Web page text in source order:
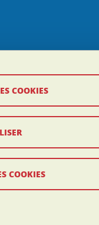
COOKIES
COOKIES